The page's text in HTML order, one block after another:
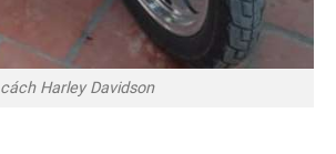
Harley Davidson